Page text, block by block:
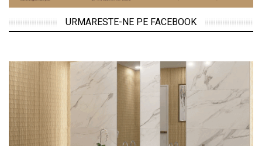
URMARESTE-NE PE FACEBOOK